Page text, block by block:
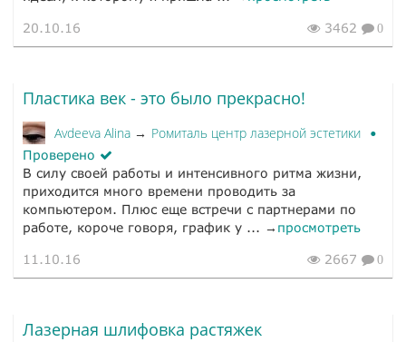
20.10.16 3462 0
Пластика век - это было прекрасно!
Avdeeva Alina → Ромиталь центр лазерной эстетики
Проверено
В силу своей работы и интенсивного ритма жизни,
приходится много времени проводить за
компьютером. Плюс еще встречи с партнерами по
работе, короче говоря, график у ... → просмотреть
11.10.16 2667 0
Лазерная шлифовка растяжек